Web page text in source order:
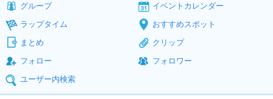
グループ
イベントカレンダー
ラップタイム
おすすめスポット
まとめ
クリップ
フォロー
フォロワー
ユーザー内検索